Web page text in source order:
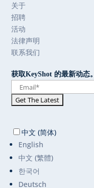
关于
招聘
活动
法律声明
联系我们
获取KeyShot 的最新动态。
中文 (简体)
English
中文 (繁體)
한국어
Deutsch